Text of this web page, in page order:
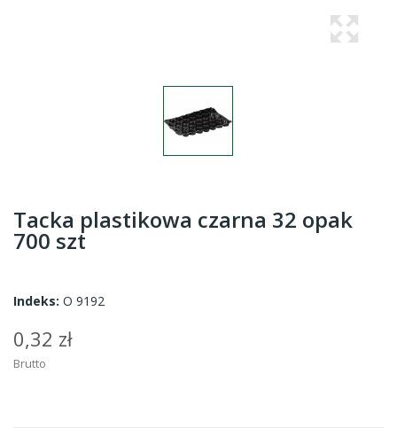
Tacka plastikowa czarna 32 opak
700 szt
Indeks: O 9192
0,32 zł
Brutto